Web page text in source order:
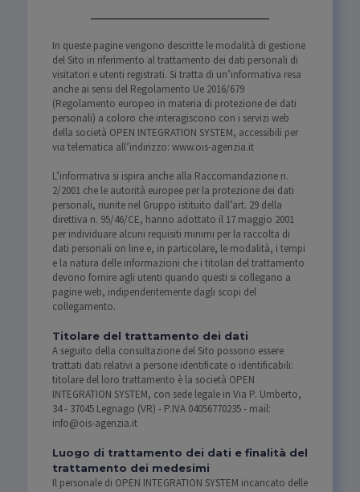
In queste pagine vengono descritte le modalità di gestione
del Sito in riferimento al trattamento dei dati personali di
visitatori e utenti registrati. Si tratta di un’informativa resa
anche ai sensi del Regolamento Ue 2016/679
(Regolamento europeo in materia di protezione dei dati
personali) a coloro che interagiscono con i servizi web
della società OPEN INTEGRATION SYSTEM, accessibili per
via telematica all’indirizzo: www.ois-agenzia.it
L’informativa si ispira anche alla Raccomandazione n.
2/2001 che le autorità europee per la protezione dei dati
personali, riunite nel Gruppo istituito dall’art. 29 della
direttiva n. 95/46/CE, hanno adottato il 17 maggio 2001
per individuare alcuni requisiti minimi per la raccolta di
dati personali on line e, in particolare, le modalità, i tempi
e la natura delle informazioni che i titolari del trattamento
devono fornire agli utenti quando questi si collegano a
pagine web, indipendentemente dagli scopi del
collegamento.
Titolare del trattamento dei dati
A seguito della consultazione del Sito possono essere
trattati dati relativi a persone identificate o identificabili:
titolare del loro trattamento è la società OPEN
INTEGRATION SYSTEM, con sede legale in Via P. Umberto,
34 - 37045 Legnago (VR) - P.IVA 04056770235 - mail:
info@ois-agenzia.it
Luogo di trattamento dei dati e finalità del
trattamento dei medesimi
Il personale di OPEN INTEGRATION SYSTEM incaricato delle